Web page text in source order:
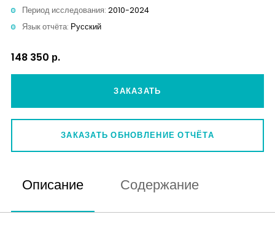
Период исследования: 2010-2024
Язык отчёта: Русский
148 350 р.
ЗАКАЗАТЬ
ЗАКАЗАТЬ ОБНОВЛЕНИЕ ОТЧЁТА
Описание Содержание